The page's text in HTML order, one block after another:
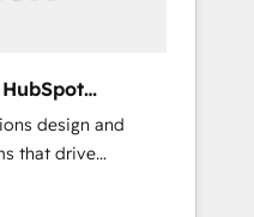
design and
that drive
Partner, we